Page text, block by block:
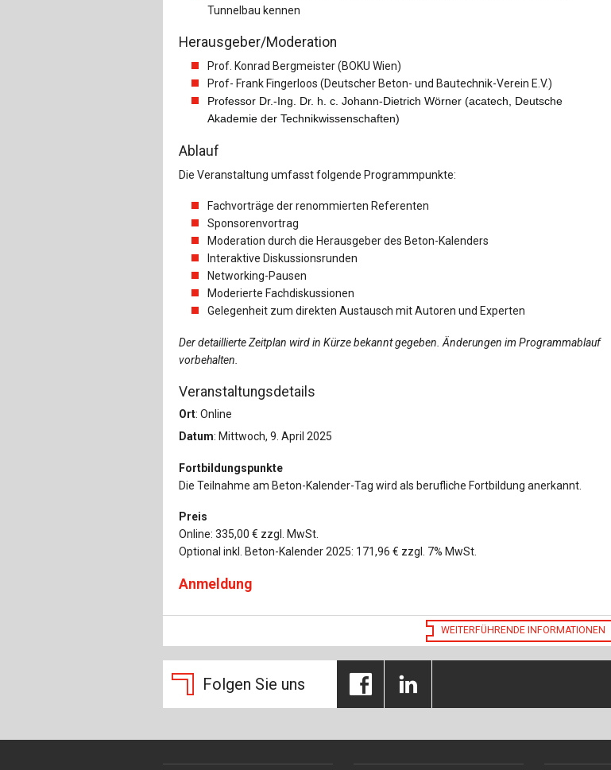
Tunnelbau kennen
Herausgeber/Moderation
Prof. Konrad Bergmeister (BOKU Wien)
Prof- Frank Fingerloos (Deutscher Beton- und Bautechnik-Verein E.V.)
Professor Dr.-Ing. Dr. h. c. Johann-Dietrich Wörner (acatech, Deutsche
Akademie der Technikwissenschaften)
Ablauf
Die Veranstaltung umfasst folgende Programmpunkte:
Fachvorträge der renommierten Referenten
Sponsorenvortrag
Moderation durch die Herausgeber des Beton-Kalenders
Interaktive Diskussionsrunden
Networking-Pausen
Moderierte Fachdiskussionen
Gelegenheit zum direkten Austausch mit Autoren und Experten
Der detaillierte Zeitplan wird in Kürze bekannt gegeben. Änderungen im Programmablauf
vorbehalten.
Veranstaltungsdetails
Ort: Online
Datum: Mittwoch, 9. April 2025
Fortbildungspunkte
Die Teilnahme am Beton-Kalender-Tag wird als berufliche Fortbildung anerkannt.
Preis
Online: 335,00 € zzgl. MwSt.
Optional inkl. Beton-Kalender 2025: 171,96 € zzgl. 7% MwSt.
Anmeldung
WEITERFÜHRENDE INFORMATIONEN
Folgen Sie uns